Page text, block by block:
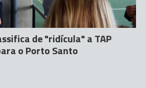
de "ridícula" a TAP
o Porto Santo